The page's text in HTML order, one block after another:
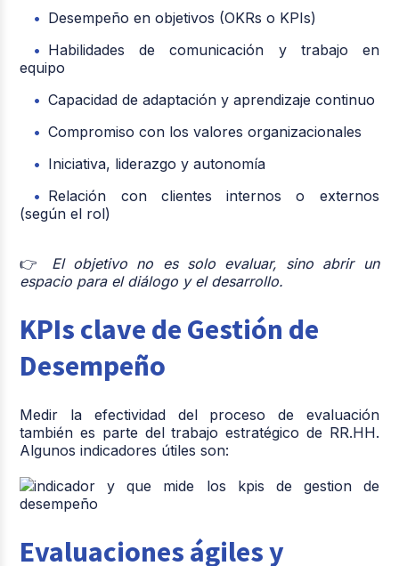
Desempeño en objetivos (OKRs o KPIs)
Habilidades de comunicación y trabajo en
equipo
Capacidad de adaptación y aprendizaje continuo
Compromiso con los valores organizacionales
Iniciativa, liderazgo y autonomía
Relación con clientes internos o externos
(según el rol)
👉 El objetivo no es solo evaluar, sino abrir un
espacio para el diálogo y el desarrollo.
KPIs clave de Gestión de
Desempeño
Medir la efectividad del proceso de evaluación
también es parte del trabajo estratégico de RR.HH.
Algunos indicadores útiles son:
Evaluaciones ágiles y